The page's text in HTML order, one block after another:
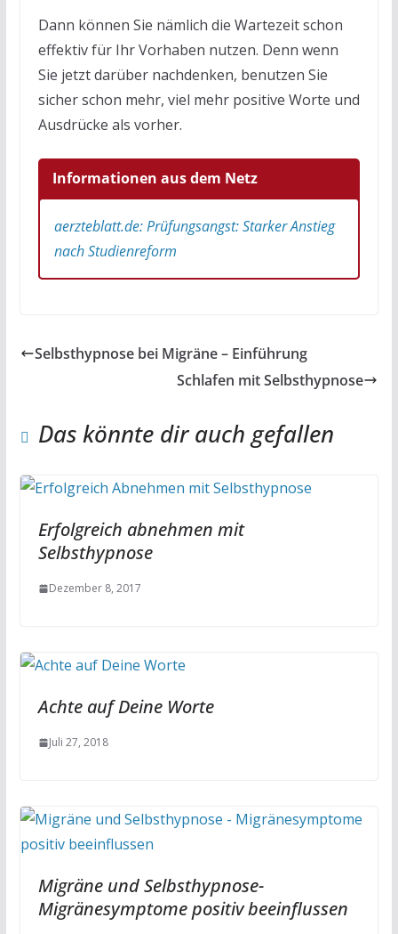
Dann können Sie nämlich die Wartezeit schon
effektiv für Ihr Vorhaben nutzen. Denn wenn
Sie jetzt darüber nachdenken, benutzen Sie
sicher schon mehr, viel mehr positive Worte und
Ausdrücke als vorher.
Informationen aus dem Netz
aerzteblatt.de: Prüfungsangst: Starker Anstieg
nach Studienreform
Selbsthypnose bei Migräne – Einführung
Schlafen mit Selbsthypnose
Das könnte dir auch gefallen
Erfolgreich abnehmen mit
Selbsthypnose
Dezember 8, 2017
Achte auf Deine Worte
Juli 27, 2018
Migräne und Selbsthypnose-
Migränesymptome positiv beeinflussen